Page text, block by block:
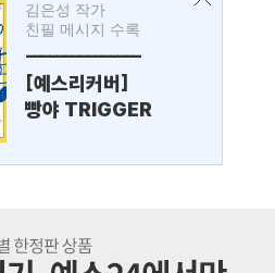
김은성 작가
친필 메시지 수록
---------------
[예스리커버]
빵야 TRIGGER